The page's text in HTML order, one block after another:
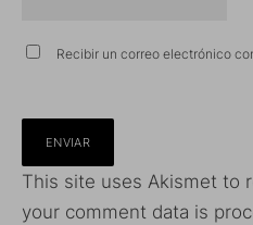
Recibir un correo electrónico
This site uses Akismet to
your comment data is